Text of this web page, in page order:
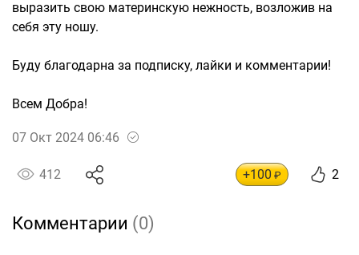
выразить свою материнскую нежность, возложив на
себя эту ношу.
Буду благодарна за подписку, лайки и комментарии!
Всем Добра!
07 Окт 2024 06:46
412 +100 ₽ 2
Комментарии (0)